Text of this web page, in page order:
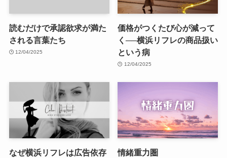
読むだけで承認欲求が満た
される言葉たち
12/04/2025
価格がつくたび心が減って
く──横浜リフレの商品扱い
という病
12/04/2025
なぜ横浜リフレは広告依存 情緒重力圏